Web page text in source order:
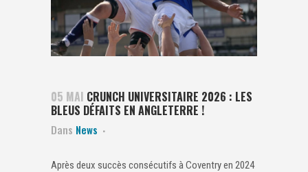
05 MAI CRUNCH UNIVERSITAIRE 2026 : LES
BLEUS DÉFAITS EN ANGLETERRE !
Dans News
Après deux succès consécutifs à Coventry en 2024